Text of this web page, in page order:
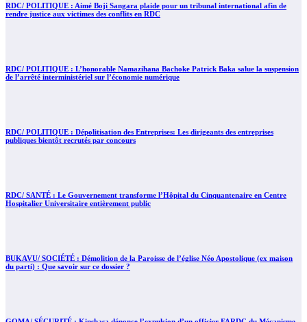
RDC/ POLITIQUE : Aimé Boji Sangara plaide pour un tribunal international afin de
rendre justice aux victimes des conflits en RDC
RDC/ POLITIQUE : L’honorable Namazihana Bachoke Patrick Baka salue la suspension
de l’arrêté interministériel sur l’économie numérique
RDC/ POLITIQUE : Dépolitisation des Entreprises: Les dirigeants des entreprises
publiques bientôt recrutés par concours
RDC/ SANTÉ : Le Gouvernement transforme l’Hôpital du Cinquantenaire en Centre
Hospitalier Universitaire entièrement public
BUKAVU/ SOCIÉTÉ : Démolition de la Paroisse de l’église Néo Apostolique (ex maison
du parti) : Que savoir sur ce dossier ?